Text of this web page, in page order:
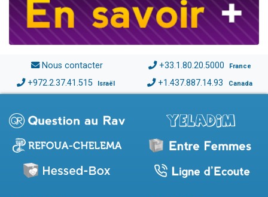
Nous contacter +33.1.80.20.5000 France
+972.2.37.41.515 Israël +1.437.887.14.93 Canada